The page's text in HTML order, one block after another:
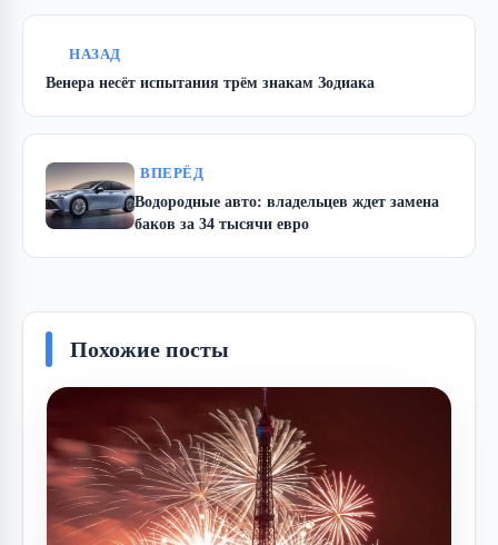
НАЗАД
Венера несёт испытания трём знакам Зодиака
ВПЕРЁД
Водородные авто: владельцев ждет замена
баков за 34 тысячи евро
Похожие посты